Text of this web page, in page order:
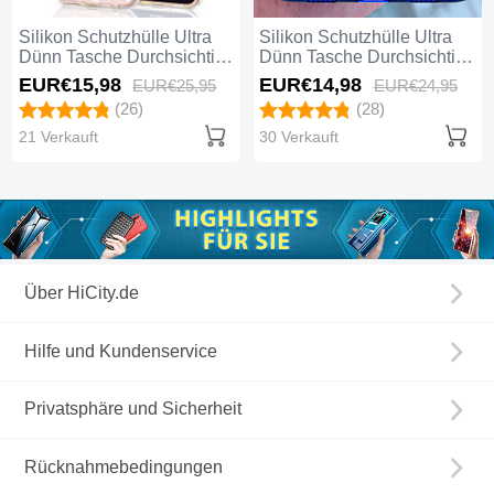
Silikon Schutzhülle Ultra
Dünn Tasche Durchsichtig
Transparent T02 für
Huawei Nova 3e Klar
EUR€15,98 EUR€25,95
(26)
21 Verkauft
Silikon Schutzhülle Ultra
Dünn Tasche Durchsichtig
Transparent T03 für
Huawei Nova 3e Blau
EUR€14,98 EUR€24,95
(28)
30 Verkauft
Über HiCity.de
Hilfe und Kundenservice
Privatsphäre und Sicherheit
Rücknahmebedingungen